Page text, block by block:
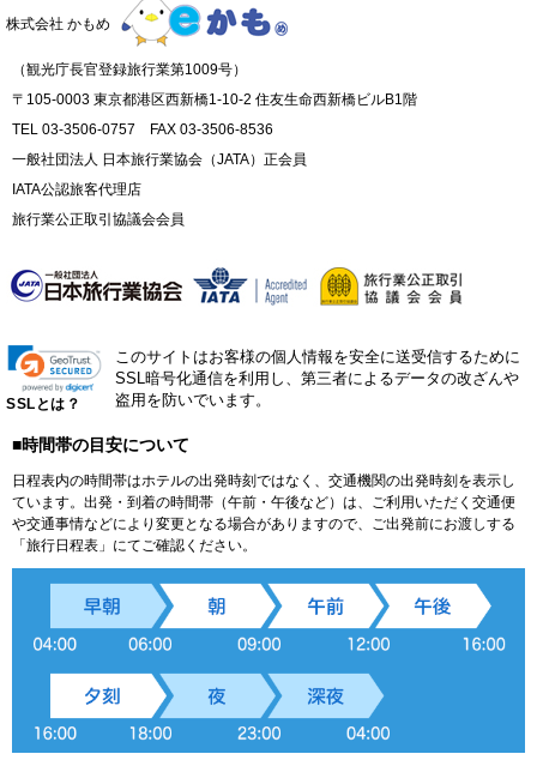
株式会社 かもめ
（観光庁長官登録旅行業第1009号）
〒105-0003 東京都港区西新橋1-10-2 住友生命西新橋ビルB1階
TEL 03-3506-0757 FAX 03-3506-8536
一般社団法人 日本旅行業協会（JATA）正会員
IATA公認旅客代理店
旅行業公正取引協議会会員
SSLとは？
このサイトはお客様の個人情報を安全に送受信するために
SSL暗号化通信を利用し、第三者によるデータの改ざんや
盗用を防いでいます。
■時間帯の目安について
日程表内の時間帯はホテルの出発時刻ではなく、交通機関の出発時刻を表示し
ています。出発・到着の時間帯（午前・午後など）は、ご利用いただく交通便
や交通事情などにより変更となる場合がありますので、ご出発前にお渡しする
「旅行日程表」にてご確認ください。